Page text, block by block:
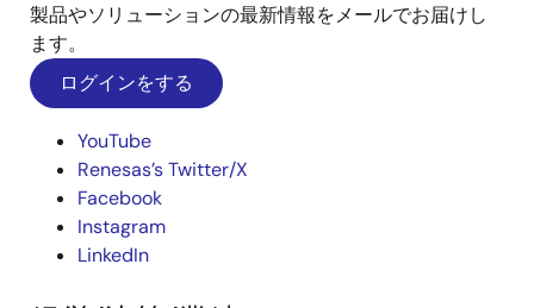
製品やソリューションの最新情報をメールでお届けし
ます。
ログインをする
YouTube
Renesas’s Twitter/X
Facebook
Instagram
LinkedIn